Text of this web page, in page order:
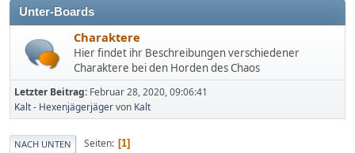
Unter-Boards
Charaktere
Hier findet ihr Beschreibungen verschiedener
Charaktere bei den Horden des Chaos
Letzter Beitrag: Februar 28, 2020, 09:06:41
Kalt - Hexenjägerjägervon Kalt
NACH UNTEN Seiten 1